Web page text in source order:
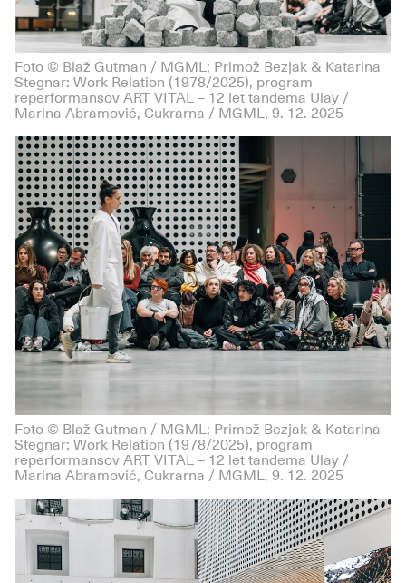
Foto © Blaž Gutman / MGML; Primož Bezjak & Katarina
Stegnar: Work Relation (1978/2025), program
reperformansov ART VITAL – 12 let tandema Ulay /
Marina Abramović, Cukrarna / MGML, 9. 12. 2025
Foto © Blaž Gutman / MGML; Primož Bezjak & Katarina
Stegnar: Work Relation (1978/2025), program
reperformansov ART VITAL – 12 let tandema Ulay /
Marina Abramović, Cukrarna / MGML, 9. 12. 2025